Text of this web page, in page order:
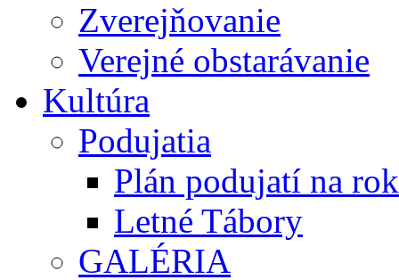
Zverejňovanie
Verejné obstarávanie
Kultúra
Podujatia
Plán podujatí na
Letné Tábory
GALÉRIA